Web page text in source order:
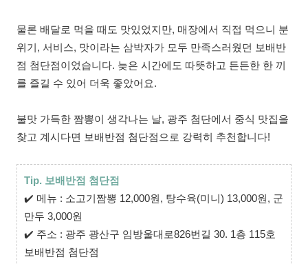
물론 배달로 먹을 때도 맛있었지만, 매장에서 직접 먹으니 분
위기, 서비스, 맛이라는 삼박자가 모두 만족스러웠던 보배반
점 첨단점이었습니다. 늦은 시간에도 따뜻하고 든든한 한 끼
를 즐길 수 있어 더욱 좋았어요.
불맛 가득한 짬뽕이 생각나는 날, 광주 첨단에서 중식 맛집을
찾고 계시다면 보배반점 첨단점으로 강력히 추천합니다!
Tip. 보배반점 첨단점
✔️ 메뉴 : 소고기짬뽕 12,000원, 탕수육(미니) 13,000원, 군
만두 3,000원
✔️ 주소 : 광주 광산구 임방울대로826번길 30. 1층 115호
보배반점 첨단점